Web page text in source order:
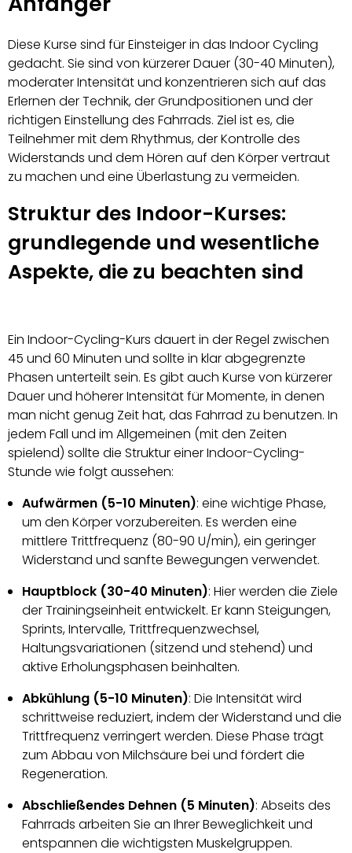
Diese Kurse sind für Einsteiger in das Indoor Cycling
gedacht. Sie sind von kürzerer Dauer (30-40 Minuten),
moderater Intensität und konzentrieren sich auf das
Erlernen der Technik, der Grundpositionen und der
richtigen Einstellung des Fahrrads. Ziel ist es, die
Teilnehmer mit dem Rhythmus, der Kontrolle des
Widerstands und dem Hören auf den Körper vertraut
zu machen und eine Überlastung zu vermeiden.
Struktur des Indoor-Kurses:
grundlegende und wesentliche
Aspekte, die zu beachten sind
Ein Indoor-Cycling-Kurs dauert in der Regel zwischen
45 und 60 Minuten und sollte in klar abgegrenzte
Phasen unterteilt sein. Es gibt auch Kurse von kürzerer
Dauer und höherer Intensität für Momente, in denen
man nicht genug Zeit hat, das Fahrrad zu benutzen. In
jedem Fall und im Allgemeinen (mit den Zeiten
spielend) sollte die Struktur einer Indoor-Cycling-
Stunde wie folgt aussehen:
Aufwärmen (5-10 Minuten): eine wichtige Phase,
um den Körper vorzubereiten. Es werden eine
mittlere Trittfrequenz (80-90 U/min), ein geringer
Widerstand und sanfte Bewegungen verwendet.
Hauptblock (30-40 Minuten): Hier werden die Ziele
der Trainingseinheit entwickelt. Er kann Steigungen,
Sprints, Intervalle, Trittfrequenzwechsel,
Haltungsvariationen (sitzend und stehend) und
aktive Erholungsphasen beinhalten.
Abkühlung (5-10 Minuten): Die Intensität wird
schrittweise reduziert, indem der Widerstand und die
Trittfrequenz verringert werden. Diese Phase trägt
zum Abbau von Milchsäure bei und fördert die
Regeneration.
Abschließendes Dehnen (5 Minuten): Abseits des
Fahrrads arbeiten Sie an Ihrer Beweglichkeit und
entspannen die wichtigsten Muskelgruppen.